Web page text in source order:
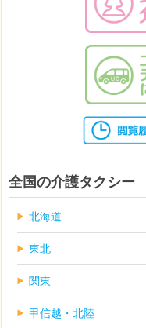
全国の介護タクシー
北海道
東北
関東
甲信越・北陸